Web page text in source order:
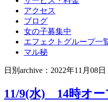
アクセス
ブログ
女の子募集中
エフェクトグループ一
マル秘
日別archive：2022年11月08日
11/9(水) 14時オ